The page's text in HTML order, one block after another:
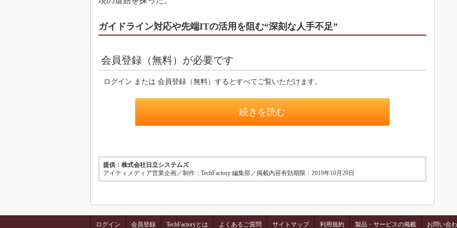
ガイドライン対応や先端ITの活用を阻む“深刻な人手不足”
会員登録（無料）が必要です
ログイン または 会員登録（無料）するとすべてご覧いただけます。
続きを読む
提供：株式会社日立システムズ
アイティメディア営業企画／制作：TechFactory 編集部／掲載内容有効期限：2019年10月29日
ログイン 会員登録 TechFactoryとは よくあるご質問 サイトマップ 利用規約 製品・サービスの掲載 お問い合